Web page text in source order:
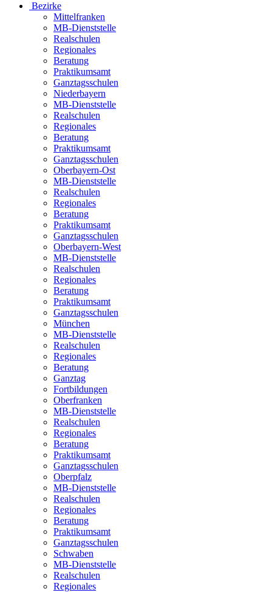
Bezirke
Mittelfranken
MB-Dienststelle
Realschulen
Regionales
Beratung
Praktikumsamt
Ganztagsschulen
Niederbayern
MB-Dienststelle
Realschulen
Regionales
Beratung
Praktikumsamt
Ganztagsschulen
Oberbayern-Ost
MB-Dienststelle
Realschulen
Regionales
Beratung
Praktikumsamt
Ganztagsschulen
Oberbayern-West
MB-Dienststelle
Realschulen
Regionales
Beratung
Praktikumsamt
Ganztagsschulen
München
MB-Dienststelle
Realschulen
Regionales
Beratung
Ganztag
Fortbildungen
Oberfranken
MB-Dienststelle
Realschulen
Regionales
Beratung
Praktikumsamt
Ganztagsschulen
Oberpfalz
MB-Dienststelle
Realschulen
Regionales
Beratung
Praktikumsamt
Ganztagsschulen
Schwaben
MB-Dienststelle
Realschulen
Regionales